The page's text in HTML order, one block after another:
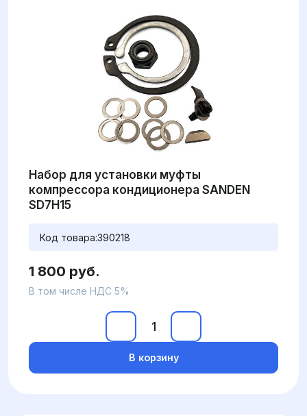
Набор для установки муфты
компрессора кондиционера SANDEN
SD7H15
Код товара:390218
1 800 руб.
В том числе НДС 5%
В корзину